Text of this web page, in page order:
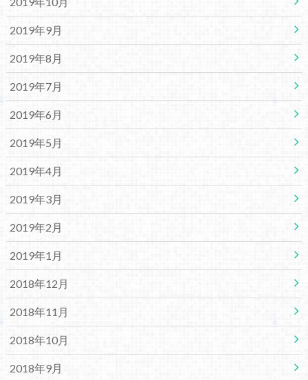
2019年9月
2019年8月
2019年7月
2019年6月
2019年5月
2019年4月
2019年3月
2019年2月
2019年1月
2018年12月
2018年11月
2018年10月
2018年9月